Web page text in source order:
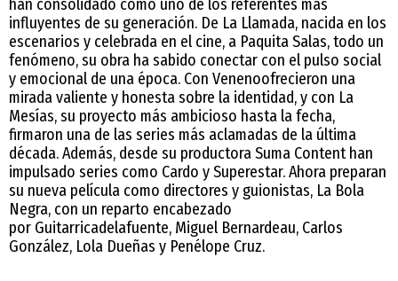
han consolidado como uno de los referentes más
influyentes de su generación. De La Llamada, nacida en los
escenarios y celebrada en el cine, a Paquita Salas, todo un
fenómeno, su obra ha sabido conectar con el pulso social
y emocional de una época. Con Venenoofrecieron una
mirada valiente y honesta sobre la identidad, y con La
Mesías, su proyecto más ambicioso hasta la fecha,
firmaron una de las series más aclamadas de la última
década. Además, desde su productora Suma Content han
impulsado series como Cardo y Superestar. Ahora preparan
su nueva película como directores y guionistas, La Bola
Negra, con un reparto encabezado
por Guitarricadelafuente, Miguel Bernardeau, Carlos
González, Lola Dueñas y Penélope Cruz.